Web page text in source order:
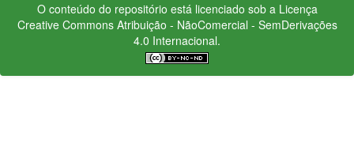
O conteúdo do repositório está licenciado sob a Licença
Creative CommonsAtribuição - NãoComercial - SemDerivações
4.0 Internacional.